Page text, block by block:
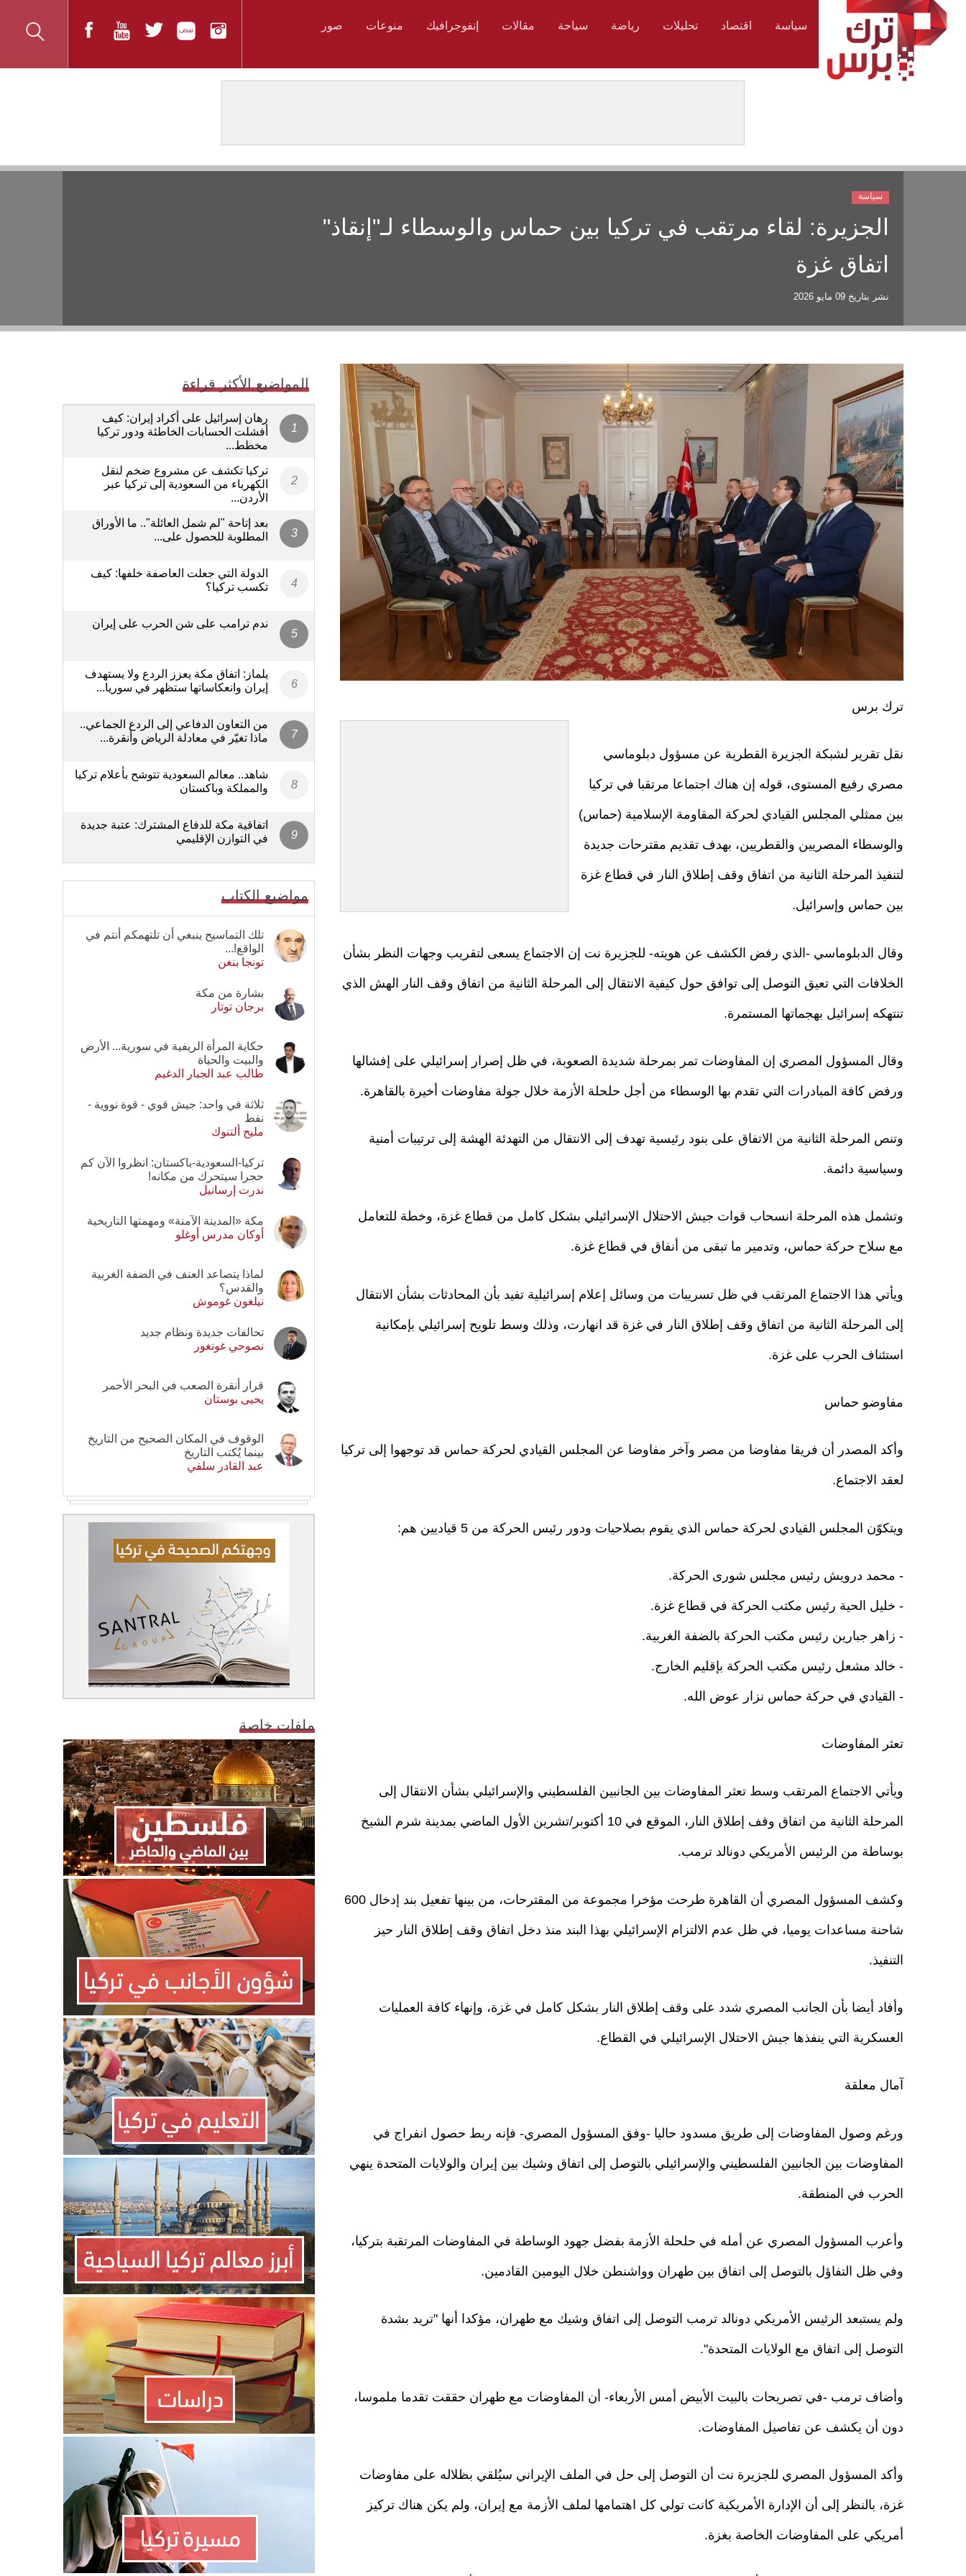
سياسة اقتصاد تحليلات رياضة سياحة مقالات إنفوجرافيك منوعات صور
الجزيرة: لقاء مرتقب في تركيا بين حماس والوسطاء لـ"إنقاذ"
اتفاق غزة
نشر بتاريخ 09 مايو 2026
سياسة
ترك برس
نقل تقرير لشبكة الجزيرة القطرية عن مسؤول دبلوماسي
مصري رفيع المستوى، قوله إن هناك اجتماعا مرتقبا في تركيا
بين ممثلي المجلس القيادي لحركة المقاومة الإسلامية (حماس)
والوسطاء المصريين والقطريين، بهدف تقديم مقترحات جديدة
لتنفيذ المرحلة الثانية من اتفاق وقف إطلاق النار في قطاع غزة
بين حماس وإسرائيل.
وقال الدبلوماسي -الذي رفض الكشف عن هويته- للجزيرة نت إن الاجتماع يسعى لتقريب وجهات النظر بشأن
الخلافات التي تعيق التوصل إلى توافق حول كيفية الانتقال إلى المرحلة الثانية من اتفاق وقف النار الهش الذي
تنتهكه إسرائيل بهجماتها المستمرة.
وقال المسؤول المصري إن المفاوضات تمر بمرحلة شديدة الصعوبة، في ظل إصرار إسرائيلي على إفشالها
ورفض كافة المبادرات التي تقدم بها الوسطاء من أجل حلحلة الأزمة خلال جولة مفاوضات أخيرة بالقاهرة.
وتنص المرحلة الثانية من الاتفاق على بنود رئيسية تهدف إلى الانتقال من التهدئة الهشة إلى ترتيبات أمنية
وسياسية دائمة.
وتشمل هذه المرحلة انسحاب قوات جيش الاحتلال الإسرائيلي بشكل كامل من قطاع غزة، وخطة للتعامل
مع سلاح حركة حماس، وتدمير ما تبقى من أنفاق في قطاع غزة.
ويأتي هذا الاجتماع المرتقب في ظل تسريبات من وسائل إعلام إسرائيلية تفيد بأن المحادثات بشأن الانتقال
إلى المرحلة الثانية من اتفاق وقف إطلاق النار في غزة قد انهارت، وذلك وسط تلويح إسرائيلي بإمكانية
استئناف الحرب على غزة.
مفاوضو حماس
وأكد المصدر أن فريقا مفاوضا من مصر وآخر مفاوضا عن المجلس القيادي لحركة حماس قد توجهوا إلى تركيا
لعقد الاجتماع.
ويتكوّن المجلس القيادي لحركة حماس الذي يقوم بصلاحيات ودور رئيس الحركة من 5 قياديين هم:
- محمد درويش رئيس مجلس شورى الحركة.
- خليل الحية رئيس مكتب الحركة في قطاع غزة.
- زاهر جبارين رئيس مكتب الحركة بالضفة الغربية.
- خالد مشعل رئيس مكتب الحركة بإقليم الخارج.
- القيادي في حركة حماس نزار عوض الله.
تعثر المفاوضات
ويأتي الاجتماع المرتقب وسط تعثر المفاوضات بين الجانبين الفلسطيني والإسرائيلي بشأن الانتقال إلى
المرحلة الثانية من اتفاق وقف إطلاق النار، الموقع في 10 أكتوبر/تشرين الأول الماضي بمدينة شرم الشيخ
بوساطة من الرئيس الأمريكي دونالد ترمب.
وكشف المسؤول المصري أن القاهرة طرحت مؤخرا مجموعة من المقترحات، من بينها تفعيل بند إدخال 600
شاحنة مساعدات يوميا، في ظل عدم الالتزام الإسرائيلي بهذا البند منذ دخل اتفاق وقف إطلاق النار حيز
التنفيذ.
وأفاد أيضا بأن الجانب المصري شدد على وقف إطلاق النار بشكل كامل في غزة، وإنهاء كافة العمليات
العسكرية التي ينفذها جيش الاحتلال الإسرائيلي في القطاع.
آمال معلقة
ورغم وصول المفاوضات إلى طريق مسدود حاليا -وفق المسؤول المصري- فإنه ربط حصول انفراج في
المفاوضات بين الجانبين الفلسطيني والإسرائيلي بالتوصل إلى اتفاق وشيك بين إيران والولايات المتحدة ينهي
الحرب في المنطقة.
وأعرب المسؤول المصري عن أمله في حلحلة الأزمة بفضل جهود الوساطة في المفاوضات المرتقبة بتركيا،
وفي ظل التفاؤل بالتوصل إلى اتفاق بين طهران وواشنطن خلال اليومين القادمين.
ولم يستبعد الرئيس الأمريكي دونالد ترمب التوصل إلى اتفاق وشيك مع طهران، مؤكدا أنها "تريد بشدة
التوصل إلى اتفاق مع الولايات المتحدة".
وأضاف ترمب -في تصريحات بالبيت الأبيض أمس الأربعاء- أن المفاوضات مع طهران حققت تقدما ملموسا،
دون أن يكشف عن تفاصيل المفاوضات.
وأكد المسؤول المصري للجزيرة نت أن التوصل إلى حل في الملف الإيراني سيُلقي بظلاله على مفاوضات
غزة، بالنظر إلى أن الإدارة الأمريكية كانت تولي كل اهتمامها لملف الأزمة مع إيران، ولم يكن هناك تركيز
أمريكي على المفاوضات الخاصة بغزة.
المواضيع الأكثر قراءة
رهان إسرائيل على أكراد إيران: كيف
أفشلت الحسابات الخاطئة ودور تركيا
مخطط...
تركيا تكشف عن مشروع ضخم لنقل
الكهرباء من السعودية إلى تركيا عبر
الأردن...
بعد إتاحة "لم شمل العائلة".. ما الأوراق
المطلوبة للحصول على...
الدولة التي جعلت العاصفة خلفها: كيف
تكسب تركيا؟
ندم ترامب على شن الحرب على إيران
يلماز: اتفاق مكة يعزز الردع ولا يستهدف
إيران وانعكاساتها ستظهر في سوريا...
من التعاون الدفاعي إلى الردع الجماعي..
ماذا تغيّر في معادلة الرياض وأنقرة...
شاهد.. معالم السعودية تتوشح بأعلام تركيا
والمملكة وباكستان
اتفاقية مكة للدفاع المشترك: عتبة جديدة
في التوازن الإقليمي
مواضيع الكتاب
تلك التماسيح ينبغي أن تلتهمكم أنتم في
الواقع!...
تونجا بنغن
بشارة من مكة
برجان توتار
حكاية المرأة الريفية في سورية... الأرض
والبيت والحياة
طالب عبد الجبار الدغيم
ثلاثة في واحد: جيش قوي - قوة نووية -
نفط
مليح ألتنوك
تركيا-السعودية-باكستان: انظروا الآن كم
حجرا سيتحرك من مكانه!
ندرت إرسانيل
مكة «المدينة الآمنة» ومهمتها التاريخية
أوكان مدرس أوغلو
لماذا يتصاعد العنف في الضفة الغربية
والقدس؟
نيلغون غوموش
تحالفات جديدة ونظام جديد
نصوحي غونغور
قرار أنقرة الصعب في البحر الأحمر
يحيى بوستان
الوقوف في المكان الصحيح من التاريخ
بينما يُكتب التاريخ
عبد القادر سلفي
ملفات خاصة